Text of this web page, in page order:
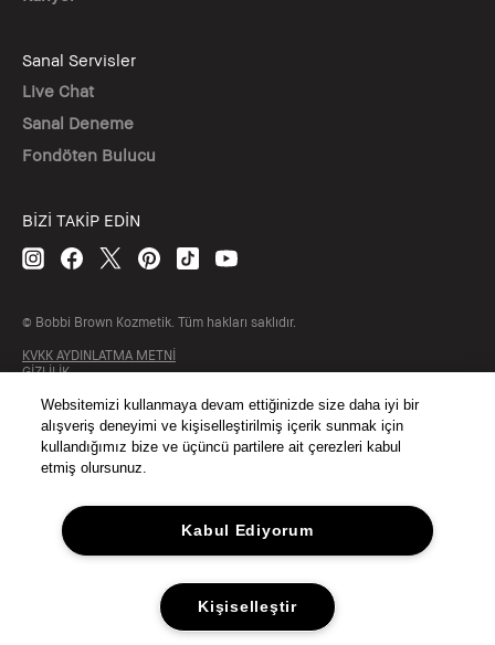
Sanal Servisler
Live Chat
Sanal Deneme
Fondöten Bulucu
BİZİ TAKİP EDİN
© Bobbi Brown Kozmetik. Tüm hakları saklıdır.
KVKK AYDINLATMA METNİ
GİZLİLİK
SİTE ÇEREZ YÖNETİMİ
Websitemizi kullanmaya devam ettiğinizde size daha iyi bir
alışveriş deneyimi ve kişiselleştirilmiş içerik sunmak için
kullandığımız bize ve üçüncü partilere ait çerezleri kabul
etmiş olursunuz.
Kabul Ediyorum
Kişiselleştir